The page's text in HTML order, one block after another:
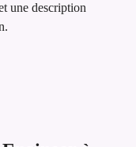
une description